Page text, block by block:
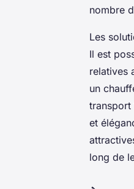
nombre
Les
Il est
relatives
un
transport
et
long de